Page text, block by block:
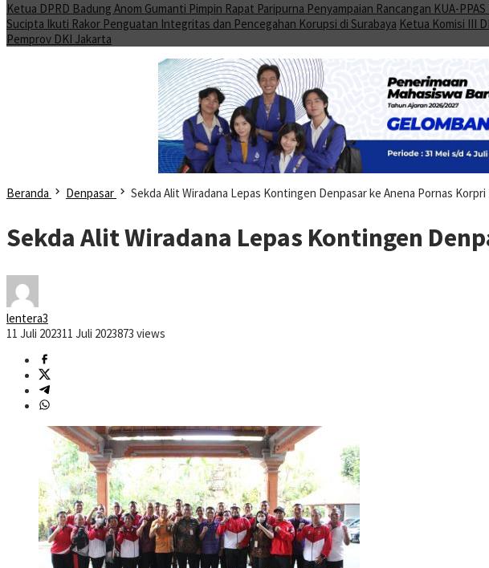
Ketua DPRD Badung Anom Gumanti Pimpin Rapat Paripurna Penyampaian Rancangan KUA-PPAS
Sucipta Ikuti Rakor Penguatan Integritas dan Pencegahan Korupsi di Surabaya Ketua Komisi III
Pemprov DKI Jakarta
Beranda Denpasar Sekda Alit Wiradana Lepas Kontingen Denpasar ke Anena Pornas Korpri
Sekda Alit Wiradana Lepas Kontingen
lentera3
11 Juli 202311 Juli 2023873 views